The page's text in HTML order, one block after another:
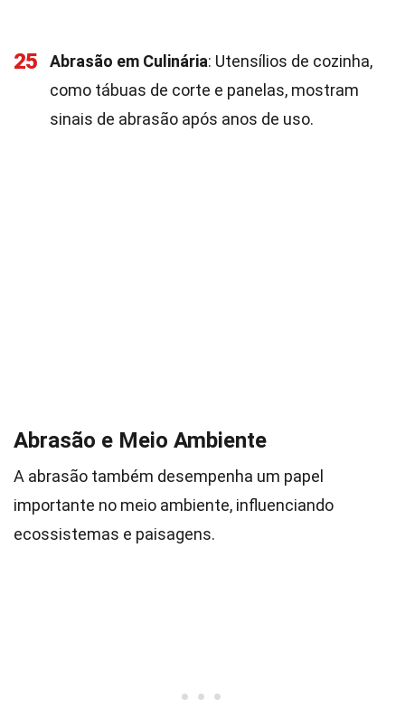
25 Abrasão em Culinária: Utensílios de cozinha,
como tábuas de corte e panelas, mostram
sinais de abrasão após anos de uso.
Abrasão e Meio Ambiente
A abrasão também desempenha um papel
importante no meio ambiente, influenciando
ecossistemas e paisagens.